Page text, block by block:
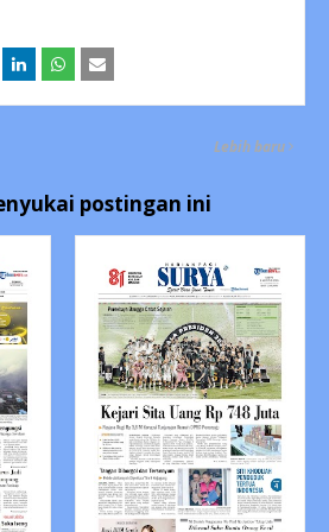
Lebih baru
postingan ini